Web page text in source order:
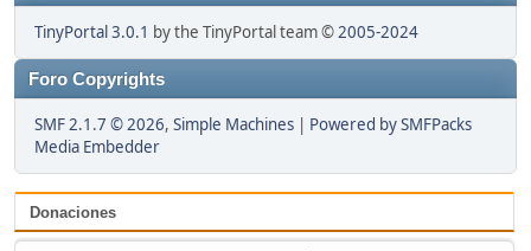
Donaciones
TinyPortal 3.0.1 by the TinyPortal team ©2005-2024
Foro Copyrights
SMF 2.1.7 © 2026, Simple Machines | Powered by SMFPacks
Media Embedder